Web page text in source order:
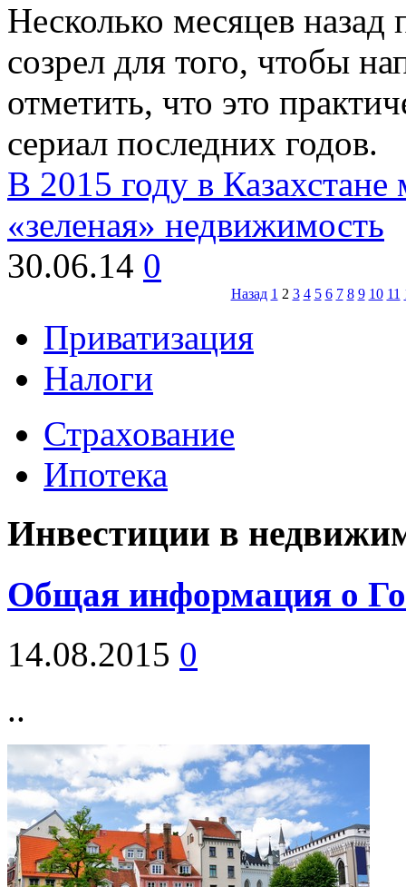
Несколько месяцев назад
созрел для того, чтобы
отметить, что это
сериал последних годов.
В 2015 году в Казахстане
«зеленая» недвижимость
30.06.14 0
Назад 1 2 3 4 5 6 7 8 9 10 11
Приватизация
Налоги
Страхование
Ипотека
Инвестиции в
Общая информация о
14.08.2015 0
..